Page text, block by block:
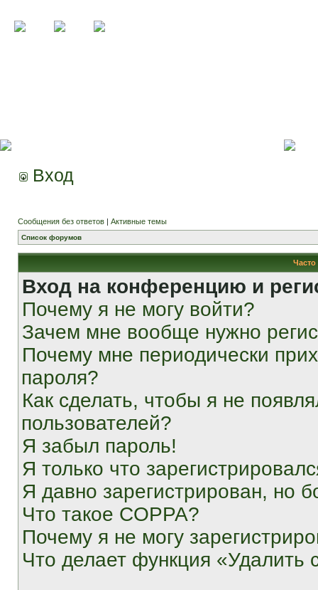
Вход
Сообщения без ответов | Активные темы
Список форумов
Вход на конференцию и
Почему я не могу войти?
Зачем мне вообще нужно
Почему мне периодически
пароля?
Как сделать, чтобы я не
пользователей?
Я забыл пароль!
Я только что
Я давно зарегистрирован, но
Что такое COPPA?
Почему я не могу
Что делает функция «Удалить